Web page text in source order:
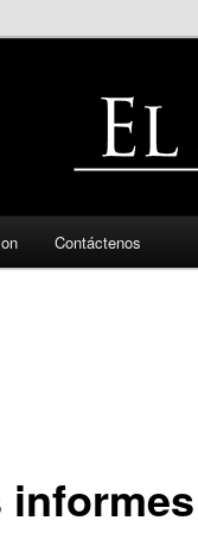
Contáctenos